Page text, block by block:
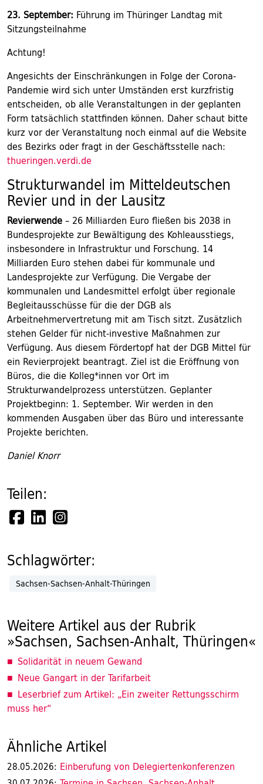
23. September: Führung im Thüringer Landtag mit
Sitzungsteilnahme
Achtung!
Angesichts der Einschränkungen in Folge der Corona-
Pandemie wird sich unter Umständen erst kurzfristig
entscheiden, ob alle Veranstaltungen in der geplanten
Form tatsächlich stattfinden können. Daher schaut bitte
kurz vor der Veranstaltung noch einmal auf die Website
des Bezirks oder fragt in der Geschäftsstelle nach:
thueringen.verdi.de
Strukturwandel im Mitteldeutschen
Revier und in der Lausitz
Revierwende– 26 Milliarden Euro fließen bis 2038 in
Bundesprojekte zur Bewältigung des Kohleausstiegs,
insbesondere in Infrastruktur und Forschung. 14
Milliarden Euro stehen dabei für kommunale und
Landesprojekte zur Verfügung. Die Vergabe der
kommunalen und Landesmittel erfolgt über regionale
Begleitausschüsse für die der DGB als
Arbeitnehmervertretung mit am Tisch sitzt. Zusätzlich
stehen Gelder für nicht-investive Maßnahmen zur
Verfügung. Aus diesem Fördertopf hat der DGB Mittel für
ein Revierprojekt beantragt. Ziel ist die Eröffnung von
Büros, die die Kolleg*innen vor Ort im
Strukturwandelprozess unterstützen. Geplanter
Projektbeginn: 1. September. Wir werden in den
kommenden Ausgaben über das Büro und interessante
Projekte berichten.
Daniel Knorr
Teilen:
Schlagwörter:
Sachsen-Sachsen-Anhalt-Thüringen
Weitere Artikel aus der Rubrik
»Sachsen, Sachsen-Anhalt, Thüringen«
Solidarität in neuem Gewand
Neue Gangart in der Tarifarbeit
Leserbrief zum Artikel: „Ein zweiter Rettungsschirm
muss her“
Ähnliche Artikel
28.05.2026: Einberufung von Delegiertenkonferenzen